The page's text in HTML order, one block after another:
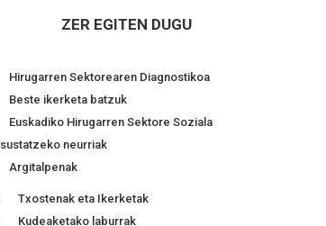
ZER EGITEN DUGU
Hirugarren Sektorearen Diagnostikoa
Beste ikerketa batzuk
Euskadiko Hirugarren Sektore Soziala
sustatzeko neurriak
Argitalpenak
Txostenak eta Ikerketak
Kudeaketako laburrak